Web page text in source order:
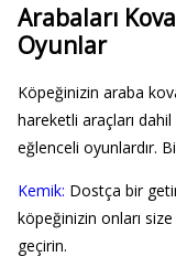
Arabaları
Oyunlar
Köpeğinizin araba
hareketli araçları
eğlenceli oyunlardır.
Kemik: Dostça bir
köpeğinizin onları
geçirin.